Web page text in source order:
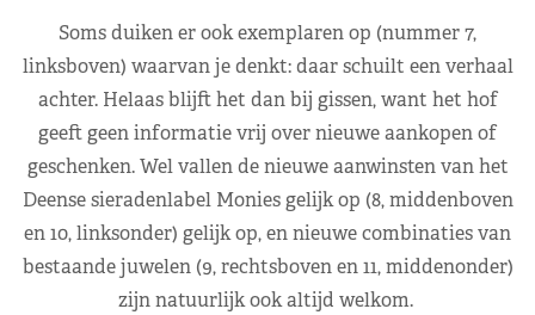
Soms duiken er ook exemplaren op (nummer 7,
linksboven) waarvan je denkt: daar schuilt een verhaal
achter. Helaas blijft het dan bij gissen, want het hof
geeft geen informatie vrij over nieuwe aankopen of
geschenken. Wel vallen de nieuwe aanwinsten van het
Deense sieradenlabel Monies gelijk op (8, middenboven
en 10, linksonder) gelijk op, en nieuwe combinaties van
bestaande juwelen (9, rechtsboven en 11, middenonder)
zijn natuurlijk ook altijd welkom.